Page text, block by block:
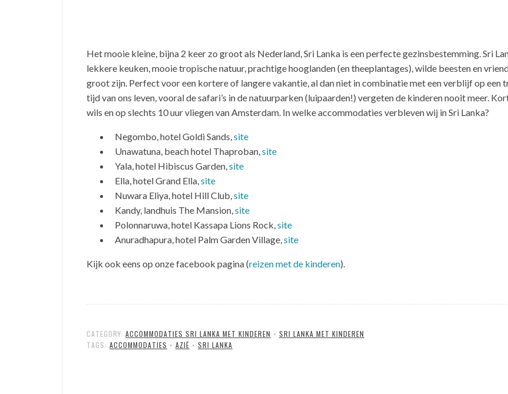
Het mooie kleine, bijna 2 keer zo groot als Nederland, Sri Lanka is een perfecte gezinsbestemming. Sri
lekkere keuken, mooie tropische natuur, prachtige hooglanden (en theeplantages), wilde beesten en
groot zijn. Perfect voor een kortere of langere vakantie, al dan niet in combinatie met een verblijf op een
tijd van ons leven, vooral de safari’s in de natuurparken (luipaarden!) vergeten de kinderen nooit meer.
wils en op slechts 10 uur vliegen van Amsterdam. In welke accommodaties verbleven wij in Sri Lanka?
Negombo, hotel Goldi Sands, site
Unawatuna, beach hotel Thaproban, site
Yala, hotel Hibiscus Garden, site
Ella, hotel Grand Ella, site
Nuwara Eliya, hotel Hill Club, site
Kandy, landhuis The Mansion, site
Polonnaruwa, hotel Kassapa Lions Rock, site
Anuradhapura, hotel Palm Garden Village, site
Kijk ook eens op onze facebook pagina (reizen met de kinderen).
CATEGORY: ACCOMMODATIES SRI LANKA MET KINDEREN • SRI LANKA MET KINDEREN
TAGS: ACCOMMODATIES • AZIË • SRI LANKA